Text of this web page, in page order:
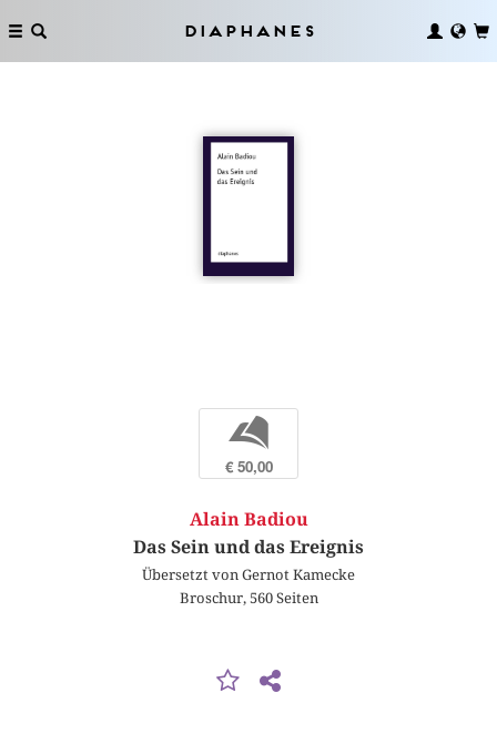
Diaphanes
b
€ 50,00
Alain Badiou
Das Sein und das Ereignis
Übersetzt von Gernot Kamecke
Broschur, 560 Seiten